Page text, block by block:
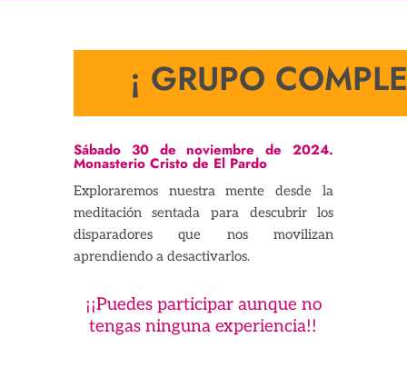
¡ GRUPO
Sábado 30 de noviembre de 2024.
Monasterio Cristo de El Pardo
Exploraremos nuestra mente desde la
meditación sentada para descubrir los
disparadores que nos movilizan
aprendiendo a desactivarlos.
¡¡Puedes participar aunque no
tengas ninguna experiencia!!